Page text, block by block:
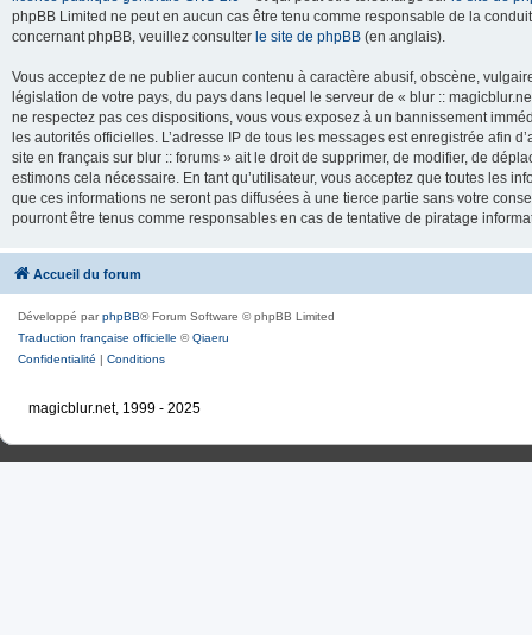
phpBB Limited ne peut en aucun cas être tenu comme responsable de la
concernant phpBB, veuillez consulter le site de phpBB (en anglais).
Vous acceptez de ne publier aucun contenu à caractère abusif, obscène,
législation de votre pays, du pays dans lequel le serveur de « blur ::
ne respectez pas ces dispositions, vous vous exposez à un bannissement
les autorités officielles. L’adresse IP de tous les messages est enregistrée afin
site en français sur blur :: forums » ait le droit de supprimer, de modifier, de
estimons cela nécessaire. En tant qu’utilisateur, vous acceptez que toutes les
que ces informations ne seront pas diffusées à une tierce partie sans votre
pourront être tenus comme responsables en cas de tentative de piratage
Accueil du forum
Développé parphpBB® Forum Software © phpBB Limited
Traduction française officielle ©Qiaeru
Confidentialité | Conditions
magicblur.net, 1999 - 2025